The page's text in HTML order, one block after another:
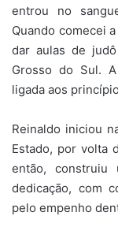
entrou no
Quando comecei
dar aulas de
Grosso do Sul.
ligada aos
Reinaldo iniciou
Estado, por volta
então, construiu
dedicação, com
pelo empenho